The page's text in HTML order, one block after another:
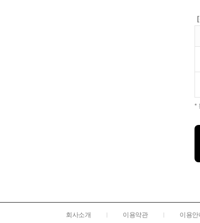
*
회사소개 이용약관 이용안